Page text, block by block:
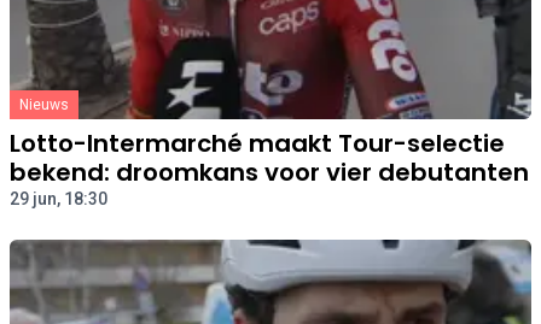
Nieuws
Lotto-Intermarché maakt Tour-selectie
bekend: droomkans voor vier debutanten
29 jun, 18:30